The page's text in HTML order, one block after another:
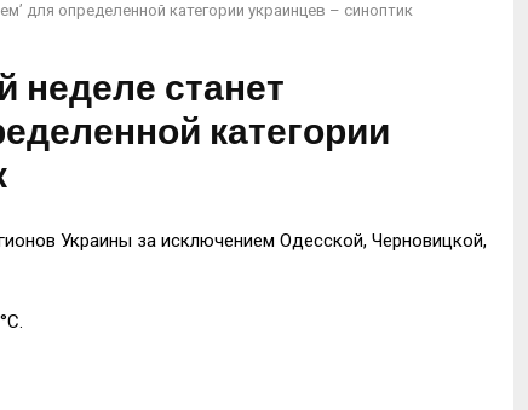
для определенной категории украинцев – синоптик
станет
категории
Украины за исключением Одесской, Черновицкой,